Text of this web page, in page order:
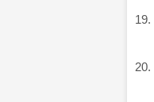
19.
20.